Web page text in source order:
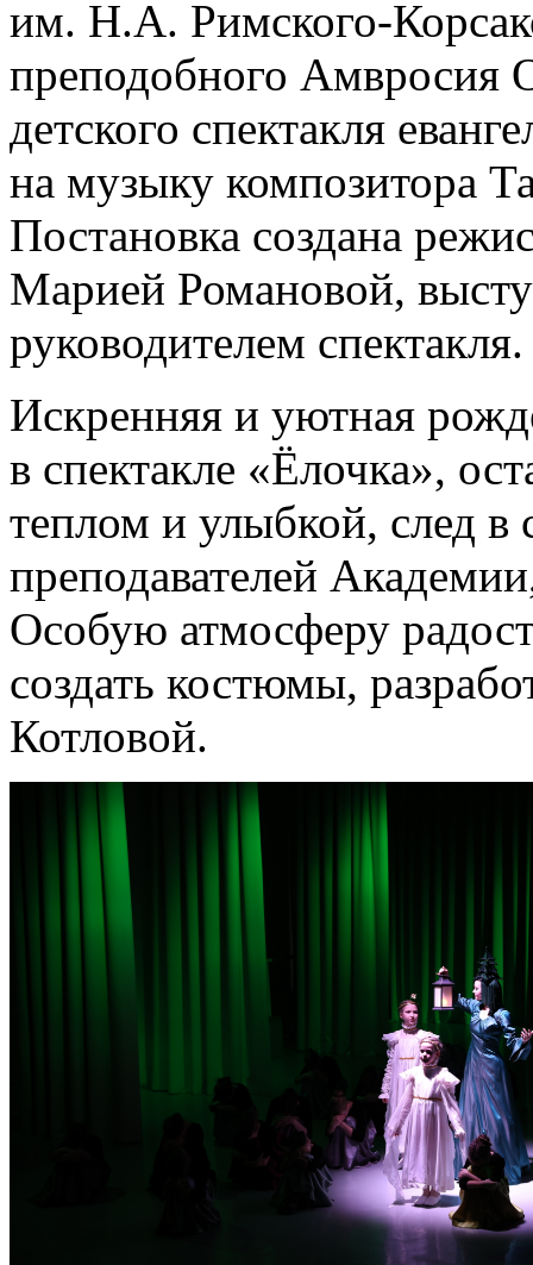
им. Н.А. Римского-
преподобного Амвросия
детского спектакля
на музыку композитора
Постановка создана
Марией Романовой,
руководителем спектакля.
Искренняя и уютная
в спектакле «Ёлочка»,
теплом и улыбкой, след в
преподавателей
Особую атмосферу
создать костюмы,
Котловой.